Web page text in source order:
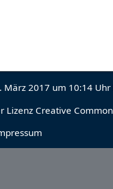
März 2017 um 10:14
Lizenz Creative